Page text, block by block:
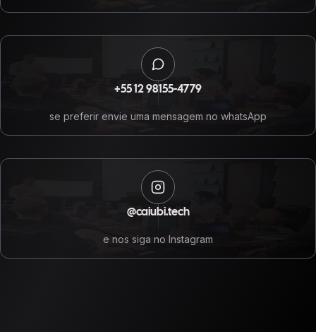
+55 12 98155-4779
se preferir envie uma mensagem no whatsApp
@caiubi.tech
e nos siga no Instagram